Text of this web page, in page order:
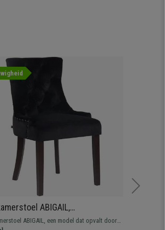
ABIGAIL,
Poten,
ABIGAIL, een model dat opvalt door